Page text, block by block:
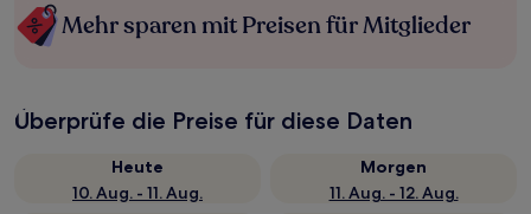
Mehr sparen mit Preisen für Mitglieder
Überprüfe die Preise für diese Daten
Heute
10. Aug. - 11. Aug.
Morgen
11. Aug. - 12. Aug.